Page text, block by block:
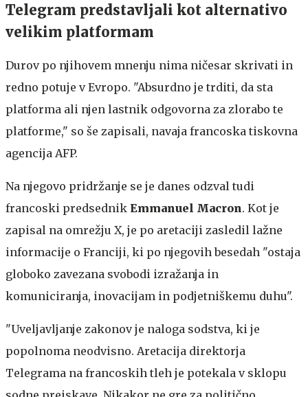
Telegram predstavljali kot alternativo
velikim platformam
Durov po njihovem mnenju nima ničesar skrivati in
redno potuje v Evropo. "Absurdno je trditi, da sta
platforma ali njen lastnik odgovorna za zlorabo te
platforme," so še zapisali, navaja francoska tiskovna
agencija AFP.
Na njegovo pridržanje se je danes odzval tudi
francoski predsednik Emmanuel Macron. Kot je
zapisal na omrežju X, je po aretaciji zasledil lažne
informacije o Franciji, ki po njegovih besedah "ostaja
globoko zavezana svobodi izražanja in
komuniciranja, inovacijam in podjetniškemu duhu".
"Uveljavljanje zakonov je naloga sodstva, ki je
popolnoma neodvisno. Aretacija direktorja
Telegrama na francoskih tleh je potekala v sklopu